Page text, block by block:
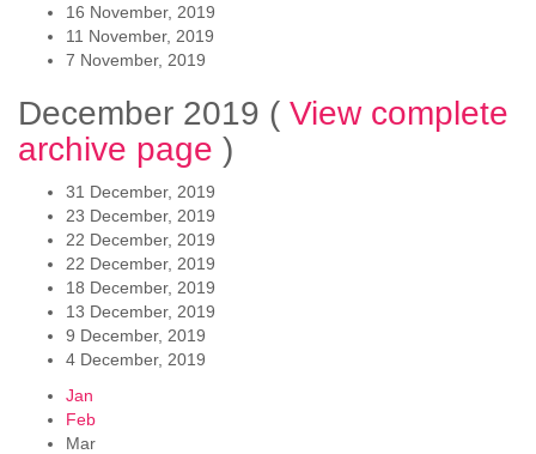
16 November, 2019
11 November, 2019
7 November, 2019
December 2019 ( View complete
archive page )
31 December, 2019
23 December, 2019
22 December, 2019
22 December, 2019
18 December, 2019
13 December, 2019
9 December, 2019
4 December, 2019
Jan
Feb
Mar